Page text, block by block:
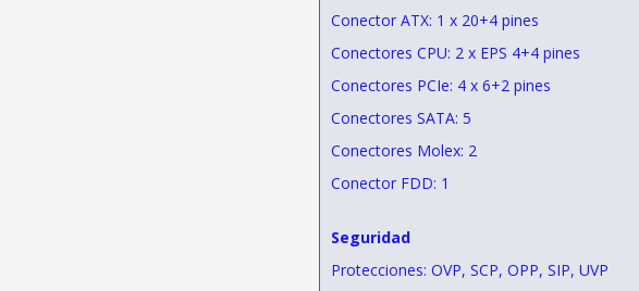
Conector ATX: 1 x 20+4 pines
Conectores CPU: 2 x EPS 4+4 pines
Conectores PCIe: 4 x 6+2 pines
Conectores SATA: 5
Conectores Molex: 2
Conector FDD: 1
Seguridad
Protecciones: OVP, SCP, OPP, SIP, UVP